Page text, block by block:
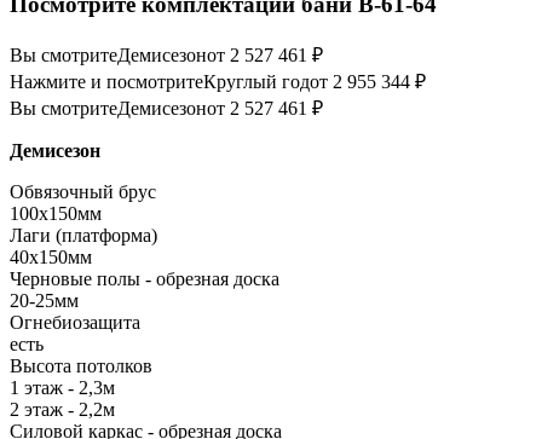
Вы смотритеДемисезонот 2 527 461 ₽
Нажмите и посмотритеКруглый годот 2 955 344 ₽
Вы смотритеДемисезонот 2 527 461 ₽
Демисезон
Обвязочный брус
100х150мм
Лаги (платформа)
40х150мм
Черновые полы - обрезная доска
20-25мм
Огнебиозащита
есть
Высота потолков
1 этаж - 2,3м
2 этаж - 2,2м
Силовой каркас - обрезная доска